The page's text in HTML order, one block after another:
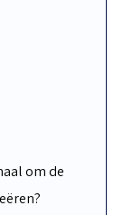
om de